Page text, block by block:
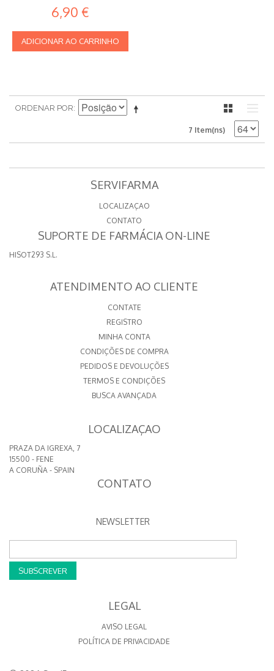
FRESH 75 ML
6,90 €
ADICIONAR AO CARRINHO
ORDENAR POR
7 Item(ns)
SERVIFARMA
LOCALIZAÇAO
CONTATO
SUPORTE DE FARMÁCIA ON-LINE
HISOT293 S.L.
ATENDIMENTO AO CLIENTE
CONTATE
REGISTRO
MINHA CONTA
CONDIÇÕES DE COMPRA
PEDIDOS E DEVOLUÇÕES
TERMOS E CONDIÇÕES
BUSCA AVANÇADA
LOCALIZAÇAO
PRAZA DA IGREXA, 7
15500 - FENE
A CORUÑA - SPAIN
CONTATO
NEWSLETTER
SUBSCREVER
LEGAL
AVISO LEGAL
POLÍTICA DE PRIVACIDADE